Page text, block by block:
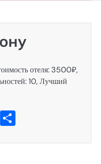
отеля: 3500₽,
10, Лучший
Odnoklassniki